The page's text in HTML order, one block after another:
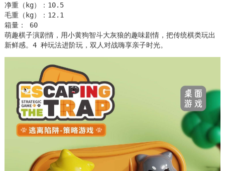
净重（kg）：10.5
毛重（kg）：12.1
箱量： 60
萌趣棋子演剧情，用小黄狗智斗大灰狼的趣味剧情，把传统棋类玩出
新鲜感。4 种玩法进阶玩，双人对战嗨享亲子时光。